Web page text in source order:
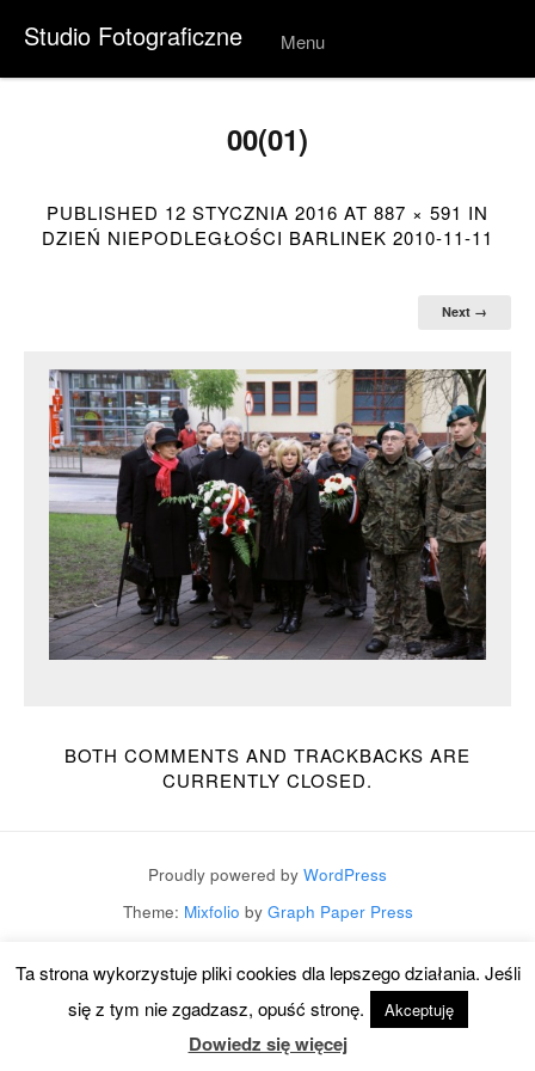
Studio Fotograficzne Menu
Skip to
00(01)
PUBLISHED 12 STYCZNIA 2016 AT 887 × 591 IN
DZIEŃ NIEPODLEGŁOŚCI BARLINEK 2010-11-11
Next →
BOTH COMMENTS AND TRACKBACKS ARE
CURRENTLY CLOSED.
Proudly powered by WordPress
Theme: Mixfolio by Graph Paper Press
Ta strona wykorzystuje pliki cookies dla lepszego działania. Jeśli
się z tym nie zgadzasz, opuść stronę.
Akceptuję
Dowiedz się więcej